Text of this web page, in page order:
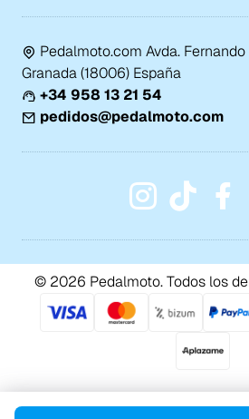
Pedalmoto.com Avda. Fernando
Granada (18006) España
+34 958 13 21 54
pedidos@pedalmoto.com
© 2026 Pedalmoto. Todos los